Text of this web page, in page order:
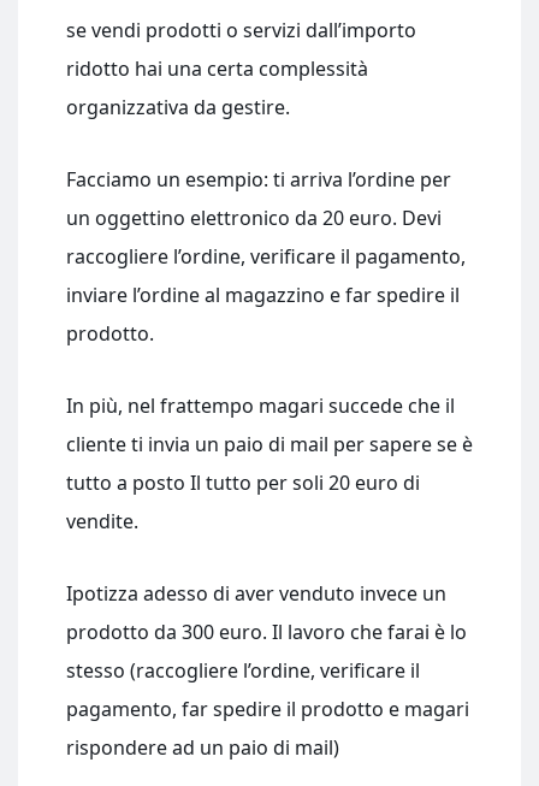
se vendi prodotti o servizi dall’importo
ridotto hai una certa complessità
organizzativa da gestire.
Facciamo un esempio: ti arriva l’ordine per
un oggettino elettronico da 20 euro. Devi
raccogliere l’ordine, verificare il pagamento,
inviare l’ordine al magazzino e far spedire il
prodotto.
In più, nel frattempo magari succede che il
cliente ti invia un paio di mail per sapere se è
tutto a posto Il tutto per soli 20 euro di
vendite.
Ipotizza adesso di aver venduto invece un
prodotto da 300 euro. Il lavoro che farai è lo
stesso (raccogliere l’ordine, verificare il
pagamento, far spedire il prodotto e magari
rispondere ad un paio di mail)